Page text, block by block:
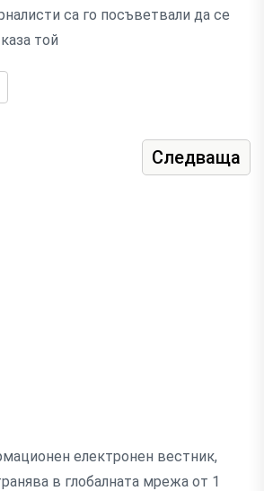
са го посъветвали да се
той
Следваща
електронен вестник,
в глобалната мрежа от 1